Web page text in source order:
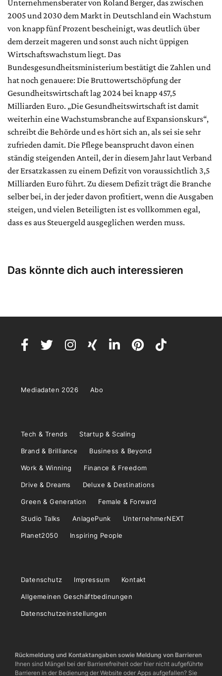
Unternehmensberater von Roland Berger, das zwischen
2005 und 2030 dem Markt in Deutschland ein Wachstum
von knapp fünf Prozent bescheinigt, was deutlich über
dem derzeit mageren und sonst auch nicht üppigen
Wirtschaftswachstum liegt. Das
Bundesgesundheitsministerium bestätigt die Zahlen und
hat noch genauere: Die Bruttowertschöpfung der
Gesundheitswirtschaft lag 2024 bei knapp 457,5
Milliarden Euro. „Die Gesundheitswirtschaft ist damit
weiterhin eine Wachstumsbranche auf Expansionskurs“,
schreibt die Behörde und es hört sich an, als sei sie sehr
zufrieden damit. Die Pflege beansprucht davon einen
ständig steigenden Anteil, der in diesem Jahr laut Verband
der Ersatzkassen zu einem Defizit von voraussichtlich 3,5
Milliarden Euro führt. Zu diesem Defizit trägt die Branche
selber bei, in der jeder davon profitiert, wenn die Ausgaben
steigen, und vielen Beteiligten ist es vollkommen egal,
dass es aus Steuergeld ausgeglichen werden muss.
Das könnte dich auch interessieren
Mediadaten 2026 Abo
Tech & Trends Startup & Scaling
Brand & Brilliance Business & Beyond
Work & Winning Finance & Freedom
Drive & Dreams Deluxe & Destinations
Green & Generation Female & Forward
Studio Talks AnlagePunk UnternehmerNEXT
Planet2050 Inspiring People
Datenschutz Impressum Kontakt
Allgemeinen Geschäftbedinungen
Datenschutzeinstellungen
Rückmeldung und Kontaktangaben sowie Meldung von Barrieren
Ihnen sind Mängel bei der Barrierefreiheit oder hier nicht aufgeführte
Barrieren in der Bedienung der Website oder Apps aufgefallen? Sie